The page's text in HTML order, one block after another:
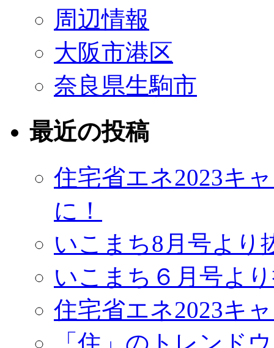
周辺情報
大阪市港区
奈良県生駒市
最近の投稿
住宅省エネ2023キ
に！
いこまち8月号よ
いこまち６月号よ
住宅省エネ2023キ